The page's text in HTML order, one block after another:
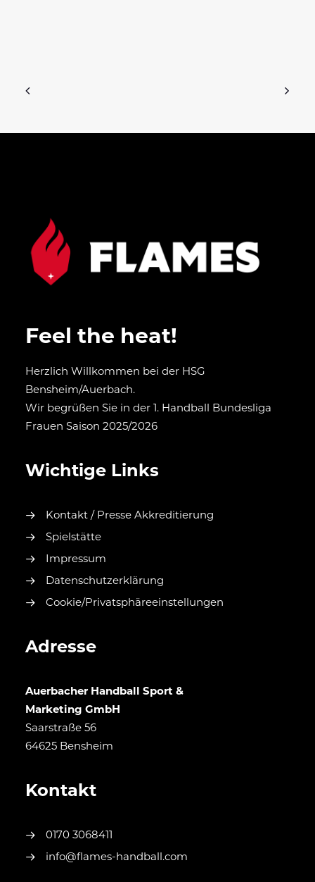
Feel the heat!
Herzlich Willkommen bei der HSG
Bensheim/Auerbach.
Wir begrüßen Sie in der 1. Handball Bundesliga
Frauen Saison 2025/2026
Wichtige Links
Kontakt / Presse Akkreditierung
Spielstätte
Impressum
Datenschutzerklärung
Cookie/Privatsphäreeinstellungen
Adresse
Auerbacher Handball Sport &
Marketing GmbH
Saarstraße 56
64625 Bensheim
Kontakt
0170 3068411
info@flames-handball.com